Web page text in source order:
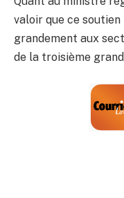
valoir que ce
grandement aux
de la troisième